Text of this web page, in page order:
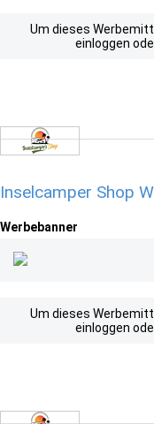
Um dieses
einloggen
Inselcamper Shop
Werbebanner
Um dieses
einloggen